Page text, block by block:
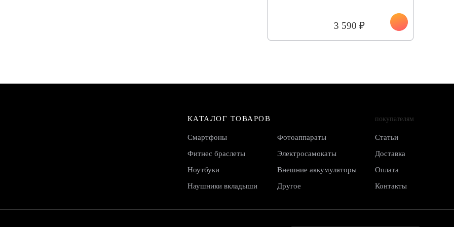
3 590 ₽
КАТАЛОГ ТОВАРОВ
Смартфоны
Фитнес браслеты
Ноутбуки
Наушники вкладыши
Фотоаппараты
Электросамокаты
Внешние аккумуляторы
Другое
покупателям
Статьи
Доставка
Оплата
Контакты